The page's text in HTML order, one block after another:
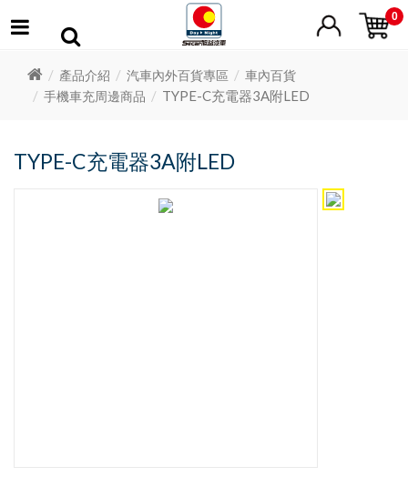
0
產品介紹 汽車內外百貨專區
車內百貨
手機車充周邊商品
TYPE-C充電器3A附LED
TYPE-C充電器3A附LED